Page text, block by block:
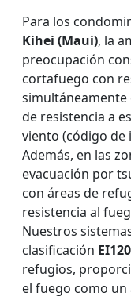
Para los
Kihei (Maui), la
preocupación
cortafuego con
simultáneamente
de resistencia a
viento (código de
Además, en las
evacuación por
con áreas de
resistencia al
Nuestros
clasificación EI120
refugios,
el fuego como